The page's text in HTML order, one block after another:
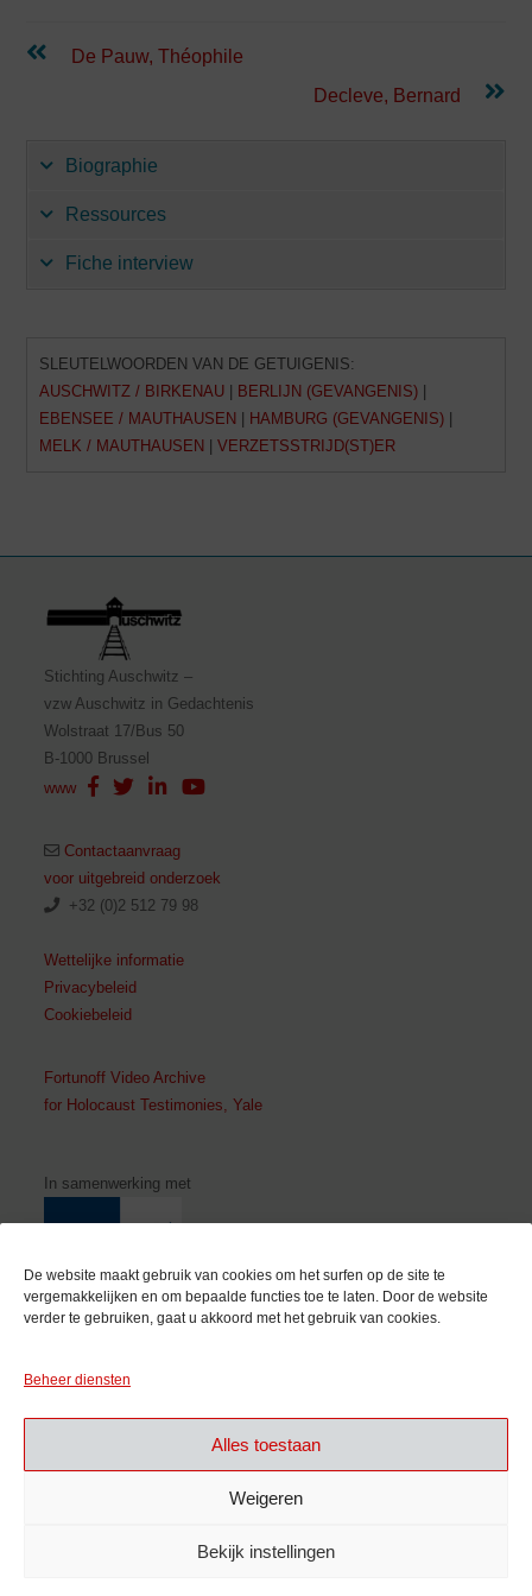
De website maakt gebruik van cookies om het surfen op de site te
vergemakkelijken en om bepaalde functies toe te laten. Door de website
verder te gebruiken, gaat u akkoord met het gebruik van cookies.
Beheer diensten
Alles toestaan
Weigeren
Bekijk instellingen
Lees
verderDe Pauw, Théophile
Decleve, Bernard
Biographie
Ressources
Fiche interview
SLEUTELWOORDEN VAN DE GETUIGENIS:
AUSCHWITZ / BIRKENAU
BERLIJN (GEVANGENIS)
EBENSEE / MAUTHAUSEN
HAMBURG (GEVANGENIS)
MELK / MAUTHAUSEN
|VERZETSSTRIJD(ST)ER
Stichting Auschwitz –
vzw Auschwitz in Gedachtenis
Wolstraat 17/Bus 50
B-1000 Brussel
www
Contactaanvraag
voor uitgebreid onderzoek
+32 (0)2 512 79 98
Wettelijke informatie
Privacybeleid
Cookiebeleid
Fortunoff Video Archive
for Holocaust Testimonies, Yale
In samenwerking met